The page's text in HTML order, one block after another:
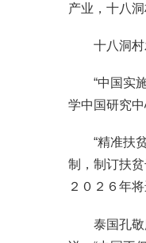
产业，十八
十八洞村发
“中国实施
学中国研究中
“精准扶贫”
制，制订扶
２０２６年
泰国孔敬府